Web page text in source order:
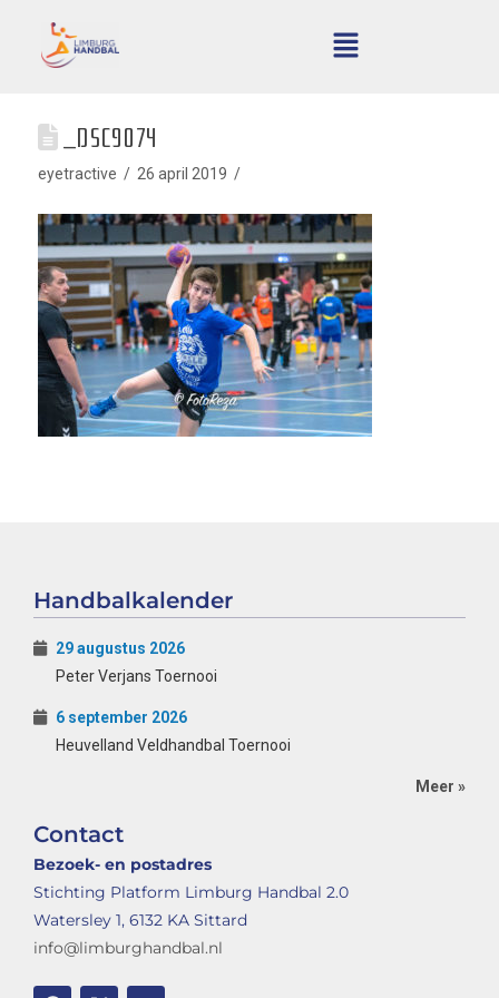
_DSC9074
eyetractive 26 april 2019
Handbalkalender
29 augustus 2026
Peter Verjans Toernooi
6 september 2026
Heuvelland Veldhandbal Toernooi
Meer »
Contact
Bezoek- en postadres
Stichting Platform Limburg Handbal 2.0
Watersley 1, 6132 KA Sittard
info@limburghandbal.nl